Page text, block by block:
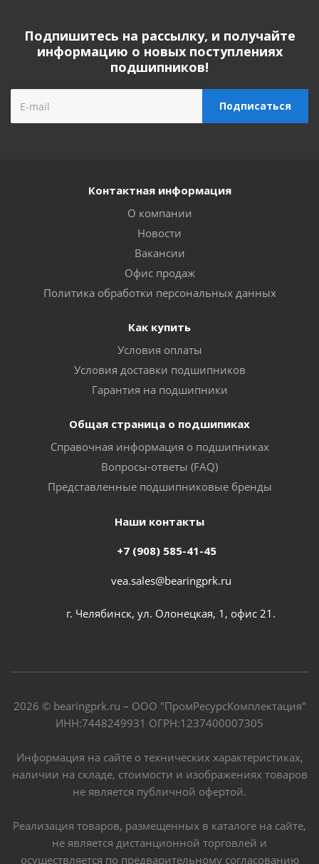
Подпишитесь на рассылку, и получайте
информацию о новых поступлениях
подшипников!
Контактная информация
О компании
Новости
Вакансии
Офис продаж
Политика обработки персональных данных
Как купить
Условия оплаты
Условия доставки подшипников
Гарантия на подшипники
Общая страница о подшипиках
Справочная информация о подшипниках
Вопросы-ответы (FAQ)
Представленные подшипниковые бренды
Наши контакты
+7 (908) 585-41-45
vea.sales@bearingprk.ru
г. Челябинск, ул. Олонецкая, 1, офис 21.
2026 © bearingprk.ru – ООО "ПромРесурсКомплектация"
ИНН:7448249931 ОГРН:1237400007305
Информация на сайте о технических характеристиках,
наличии на складе, стоимости и изображениях товаров
не является публичной офертой.
Реализация товаров, размещенных в каталоге на сайте,
не является дистанционной торговлей и
осуществляется по предварительному согласованию